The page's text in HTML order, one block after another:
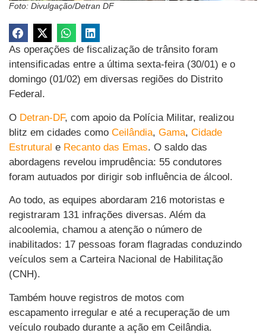
Foto: Divulgação/Detran DF
As operações de fiscalização de trânsito foram
intensificadas entre a última sexta-feira (30/01) e o
domingo (01/02) em diversas regiões do Distrito
Federal.
O Detran-DF, com apoio da Polícia Militar, realizou
blitz em cidades como Ceilândia, Gama, Cidade
Estrutural e Recanto das Emas. O saldo das
abordagens revelou imprudência: 55 condutores
foram autuados por dirigir sob influência de álcool.
Ao todo, as equipes abordaram 216 motoristas e
registraram 131 infrações diversas. Além da
alcoolemia, chamou a atenção o número de
inabilitados: 17 pessoas foram flagradas conduzindo
veículos sem a Carteira Nacional de Habilitação
(CNH).
Também houve registros de motos com
escapamento irregular e até a recuperação de um
veículo roubado durante a ação em Ceilândia.